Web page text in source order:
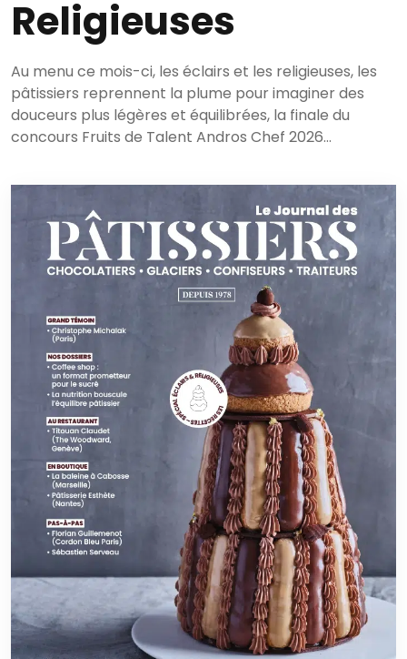
Religieuses
Au menu ce mois-ci, les éclairs et les religieuses, les
pâtissiers reprennent la plume pour imaginer des
douceurs plus légères et équilibrées, la finale du
concours Fruits de Talent Andros Chef 2026…